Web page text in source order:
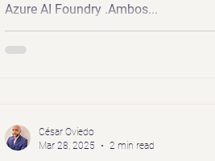
Azure AI Foundry .Ambos...
César Oviedo
Mar 28, 2025
2 min read